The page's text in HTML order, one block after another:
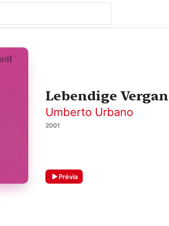
Lebendige
Umberto Urbano
2001
Prévia